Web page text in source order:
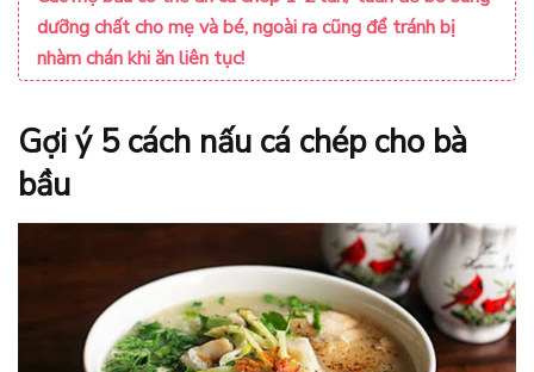
dưỡng chất cho mẹ và bé, ngoài ra cũng để tránh bị
nhàm chán khi ăn liên tục!
Gợi ý 5cách nấu cá chép cho bà
bầu